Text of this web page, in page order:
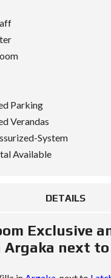
Parking
Verandas
System
Available
DETAILS
Exclusive
Argaka next